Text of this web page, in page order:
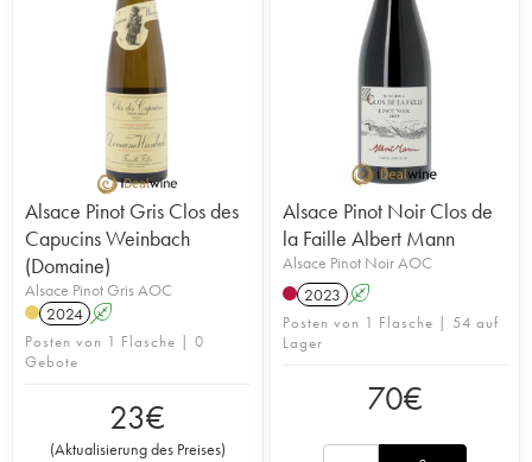
Alsace Pinot Gris Clos des
Capucins Weinbach
(Domaine)
Alsace Pinot Gris AOC
2024 A
Posten von 1 Flasche | 0
Gebote
23€
(Aktualisierung des Preises)
Alsace Pinot Noir Clos de
la Faille Albert Mann
Alsace Pinot Noir AOC
2023 A
Posten von 1 Flasche | 54 auf
Lager
70€